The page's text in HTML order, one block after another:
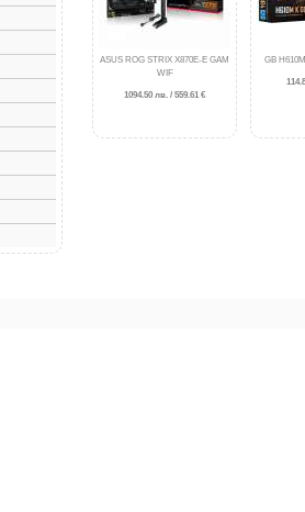
ASUS ROG STRIX X870E-E GAM
WIF
1094.50 лв. / 559.61 €
GB